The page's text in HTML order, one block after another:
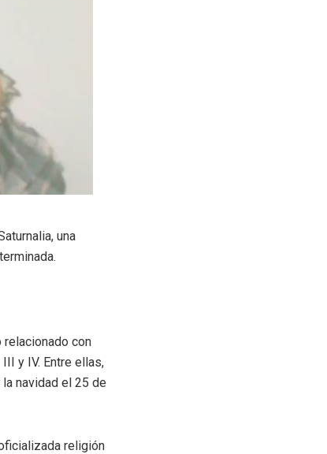
una
con
y IV. Entre ellas,
navidad el 25 de
religión